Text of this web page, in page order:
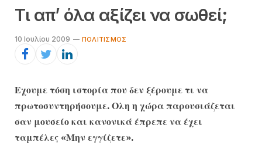
Τι απ’ όλα αξίζει να σωθεί;
10 Ιουλίου 2009 ΠΟΛΙΤΙΣΜΌΣ
Εχουμε τόση ιστορία που δεν ξέρουμε τι να
πρωτοσυντηρήσουμε. Ολη η χώρα παρουσιάζεται
σαν μουσείο και κανονικά έπρεπε να έχει
ταμπέλες «Μην εγγίζετε».